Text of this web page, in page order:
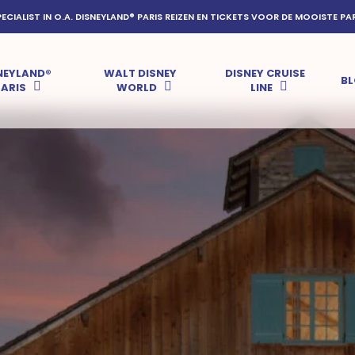
IN O.A. DISNEYLAND® PARIS REIZEN EN TICKETS VOOR DE MOOISTE
WALT DISNEY
WORLD
DISNEY CRUISE
LINE